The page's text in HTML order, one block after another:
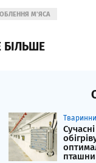
М’ЯСА
БІЛЬШЕ